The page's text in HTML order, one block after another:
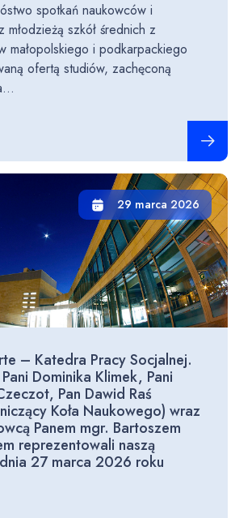
spotkań naukowców i
młodzieżą szkół średnich z
małopolskiego i podkarpackiego
ofertą studiów, zachęconą
29 marca 2026
– Katedra Pracy Socjalnej.
Dominika Klimek, Pani
Pan Dawid Raś
Koła Naukowego) wraz
Panem mgr. Bartoszem
reprezentowali naszą
27 marca 2026 roku